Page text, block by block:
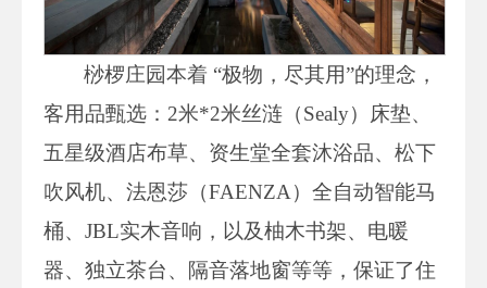
桫椤庄园本着 “极物，尽其用”的理念，
客用品甄选：2米*2米丝涟（Sealy）床垫、
五星级酒店布草、资生堂全套沐浴品、松下
吹风机、法恩莎（FAENZA）全自动智能马
桶、JBL实木音响，以及柚木书架、电暖
器、独立茶台、隔音落地窗等等，保证了住